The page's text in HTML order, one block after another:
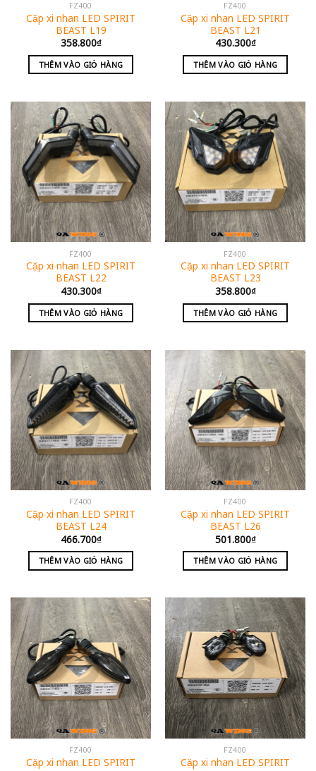
FZ400
Cặp xi nhan LED SPIRIT
BEAST L19
358.800₫
THÊM VÀO GIỎ HÀNG
FZ400
Cặp xi nhan LED SPIRIT
BEAST L21
430.300₫
THÊM VÀO GIỎ HÀNG
FZ400
Cặp xi nhan LED SPIRIT
BEAST L22
430.300₫
THÊM VÀO GIỎ HÀNG
FZ400
Cặp xi nhan LED SPIRIT
BEAST L23
358.800₫
THÊM VÀO GIỎ HÀNG
FZ400
Cặp xi nhan LED SPIRIT
BEAST L24
466.700₫
THÊM VÀO GIỎ HÀNG
FZ400
Cặp xi nhan LED SPIRIT
BEAST L26
501.800₫
THÊM VÀO GIỎ HÀNG
FZ400
Cặp xi nhan LED SPIRIT
FZ400
Cặp xi nhan LED SPIRIT